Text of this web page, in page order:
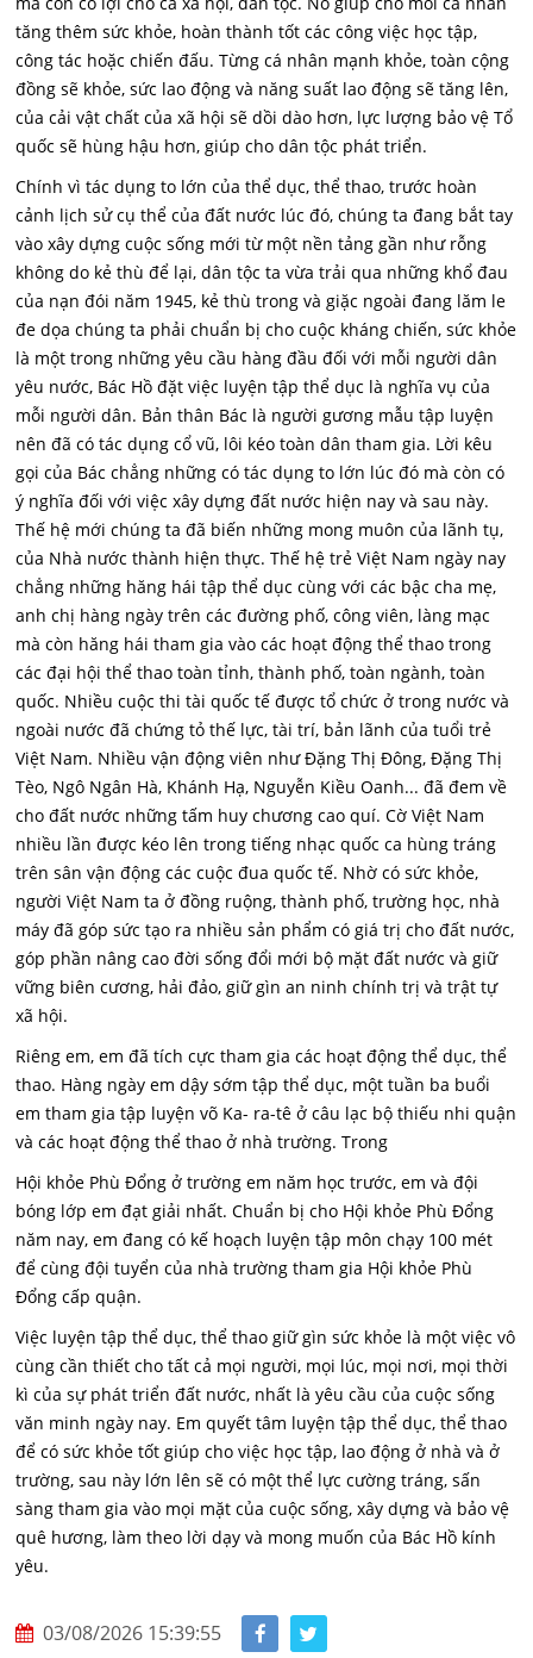
tăng thêm sức khỏe, hoàn thành tốt các công việc học tập,
công tác hoặc chiến đấu. Từng cá nhân mạnh khỏe, toàn cộng
đồng sẽ khỏe, sức lao động và năng suất lao động sẽ tăng lên,
của cải vật chất của xã hội sẽ dồi dào hơn, lực lượng bảo vệ Tổ
quốc sẽ hùng hậu hơn, giúp cho dân tộc phát triển.
Chính vì tác dụng to lớn của thể dục, thể thao, trước hoàn
cảnh lịch sử cụ thể của đất nước lúc đó, chúng ta đang bắt tay
vào xây dựng cuộc sống mới từ một nền tảng gần như rỗng
không do kẻ thù để lại, dân tộc ta vừa trải qua những khổ đau
của nạn đói năm 1945, kẻ thù trong và giặc ngoài đang lăm le
đe dọa chúng ta phải chuẩn bị cho cuộc kháng chiến, sức khỏe
là một trong những yêu cầu hàng đầu đối với mỗi người dân
yêu nước, Bác Hồ đặt việc luyện tập thể dục là nghĩa vụ của
mỗi người dân. Bản thân Bác là người gương mẫu tập luyện
nên đã có tác dụng cổ vũ, lôi kéo toàn dân tham gia. Lời kêu
gọi của Bác chẳng những có tác dụng to lớn lúc đó mà còn có
ý nghĩa đối với việc xây dựng đất nước hiện nay và sau này.
Thế hệ mới chúng ta đã biến những mong muôn của lãnh tụ,
của Nhà nước thành hiện thực. Thế hệ trẻ Việt Nam ngày nay
chẳng những hăng hái tập thể dục cùng với các bậc cha mẹ,
anh chị hàng ngày trên các đường phố, công viên, làng mạc
mà còn hăng hái tham gia vào các hoạt động thể thao trong
các đại hội thể thao toàn tỉnh, thành phố, toàn ngành, toàn
quốc. Nhiều cuộc thi tài quốc tế được tổ chức ở trong nước và
ngoài nước đã chứng tỏ thế lực, tài trí, bản lãnh của tuổi trẻ
Việt Nam. Nhiều vận động viên như Đặng Thị Đông, Đặng Thị
Tèo, Ngô Ngân Hà, Khánh Hạ, Nguyễn Kiều Oanh... đã đem về
cho đất nước những tấm huy chương cao quí. Cờ Việt Nam
nhiều lần được kéo lên trong tiếng nhạc quốc ca hùng tráng
trên sân vận động các cuộc đua quốc tế. Nhờ có sức khỏe,
người Việt Nam ta ở đồng ruộng, thành phố, trường học, nhà
máy đã góp sức tạo ra nhiều sản phẩm có giá trị cho đất nước,
góp phần nâng cao đời sống đổi mới bộ mặt đất nước và giữ
vững biên cương, hải đảo, giữ gìn an ninh chính trị và trật tự
xã hội.
Riêng em, em đã tích cực tham gia các hoạt động thể dục, thể
thao. Hàng ngày em dậy sớm tập thể dục, một tuần ba buổi
em tham gia tập luyện võ Ka- ra-tê ở câu lạc bộ thiếu nhi quận
và các hoạt động thể thao ở nhà trường. Trong
Hội khỏe Phù Đổng ở trường em năm học trước, em và đội
bóng lớp em đạt giải nhất. Chuẩn bị cho Hội khỏe Phù Đổng
năm nay, em đang có kế hoạch luyện tập môn chạy 100 mét
để cùng đội tuyển của nhà trường tham gia Hội khỏe Phù
Đổng cấp quận.
Việc luyện tập thể dục, thể thao giữ gìn sức khỏe là một việc vô
cùng cần thiết cho tất cả mọi người, mọi lúc, mọi nơi, mọi thời
kì của sự phát triển đất nước, nhất là yêu cầu của cuộc sống
văn minh ngày nay. Em quyết tâm luyện tập thể dục, thể thao
để có sức khỏe tốt giúp cho việc học tập, lao động ở nhà và ở
trường, sau này lớn lên sẽ có một thể lực cường tráng, sấn
sàng tham gia vào mọi mặt của cuộc sống, xây dựng và bảo vệ
quê hương, làm theo lời dạy và mong muốn của Bác Hồ kính
yêu.
03/08/2026 15:39:55